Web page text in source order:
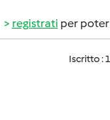
registrati per
Iscritto :